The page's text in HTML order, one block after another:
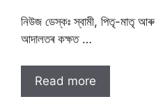
নিউজ ডেস্কঃ স্বামী, পিতৃ-মাতৃ
আদালতৰ কক্ষত …
Read more